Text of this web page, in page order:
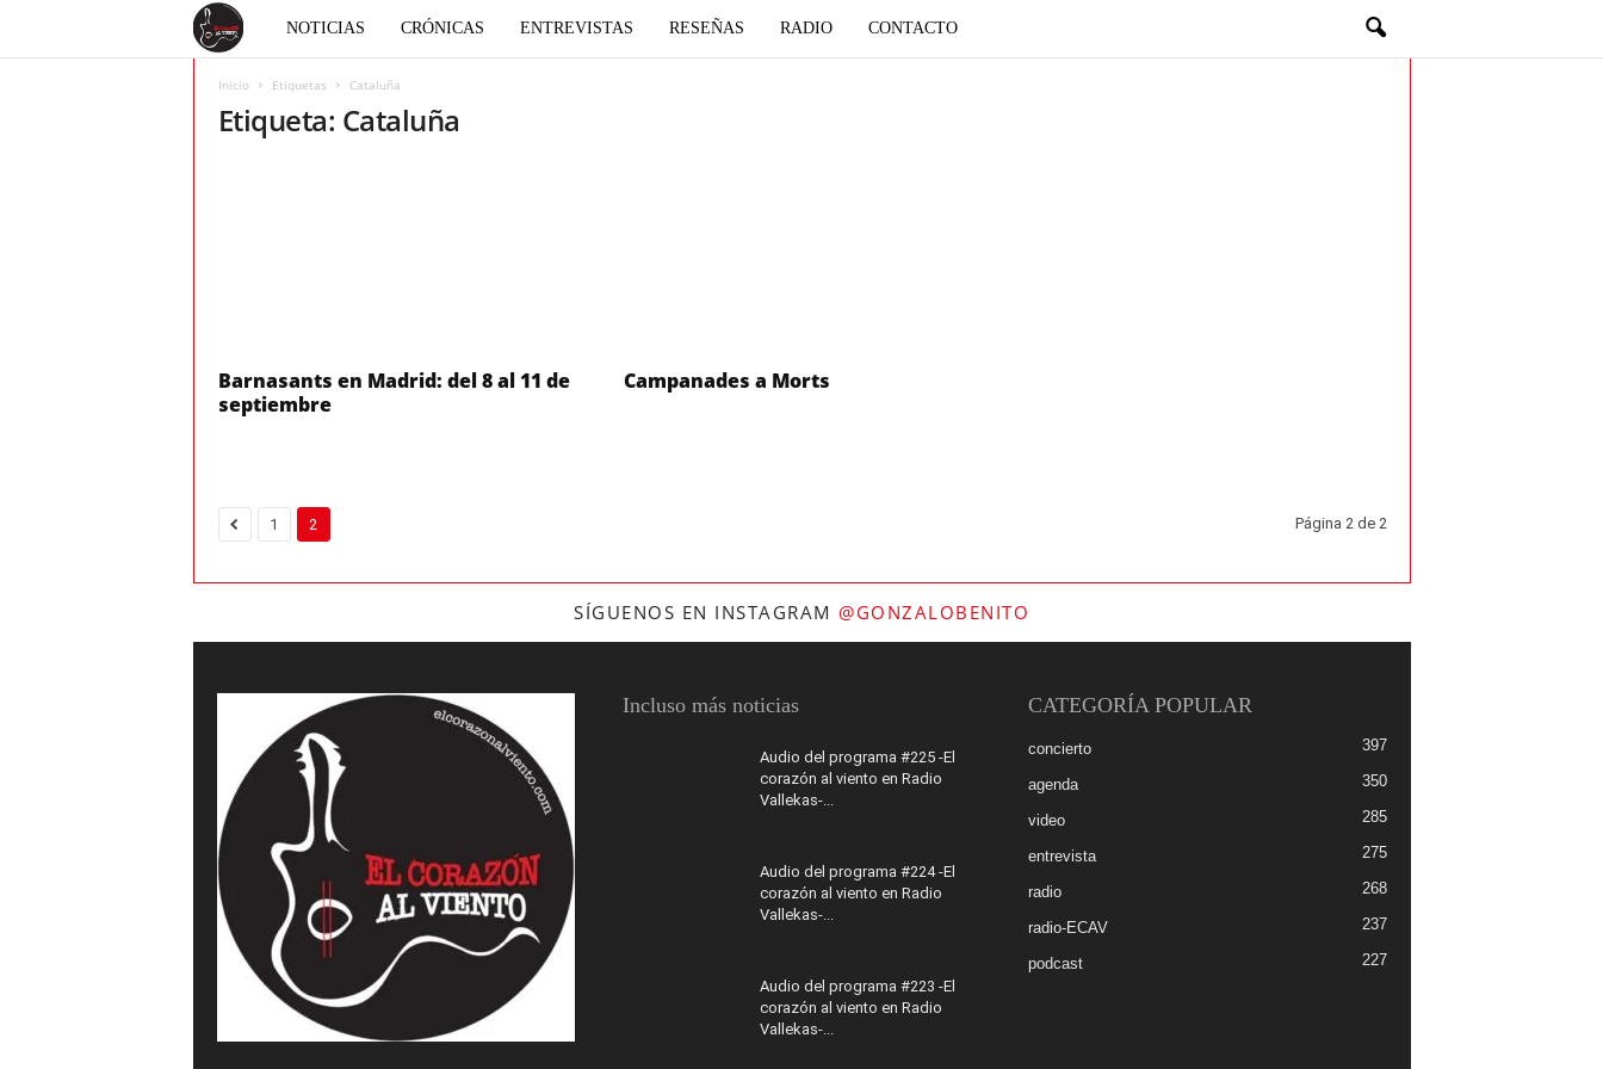
a
o
NOTICIAS CRÓNICAS ENTREVISTAS RESEÑAS RADIO CONTACTO
Inicio Etiquetas Cataluña
Etiqueta: Cataluña
Barnasants en Madrid: del 8 al 11 de
septiembre
Campanades a Morts
1 2 Página 2 de 2
SÍGUENOS EN INSTAGRAM @GONZALOBENITO
Incluso más noticias
Audio del programa #225 -El
corazón al viento en Radio
Vallekas-...
Audio del programa #224 -El
corazón al viento en Radio
Vallekas-...
Audio del programa #223 -El
corazón al viento en Radio
Vallekas-...
CATEGORÍA POPULAR
concierto 397
agenda 350
video 285
entrevista 275
radio 268
radio-ECAV 237
podcast 227